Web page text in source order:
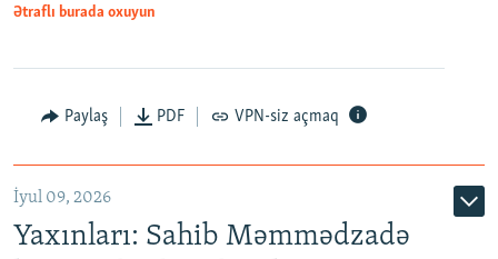
Ətraflı burada oxuyun
Paylaş PDF VPN-siz açmaq
İyul 09, 2026
Yaxınları: Sahib Məmmədzadə